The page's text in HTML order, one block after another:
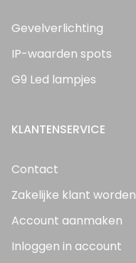
Gevelverlichting
IP-waarden spots
G9 Led lampjes
KLANTENSERVICE
Contact
Zakelijke klant worden
Account aanmaken
Inloggen in account